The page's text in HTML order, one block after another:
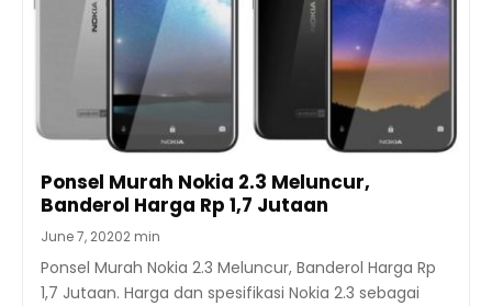
Ponsel Murah Nokia 2.3 Meluncur,
Banderol Harga Rp 1,7 Jutaan
June 7, 20202 min
Ponsel Murah Nokia 2.3 Meluncur, Banderol Harga Rp
1,7 Jutaan. Harga dan spesifikasi Nokia 2.3 sebagai